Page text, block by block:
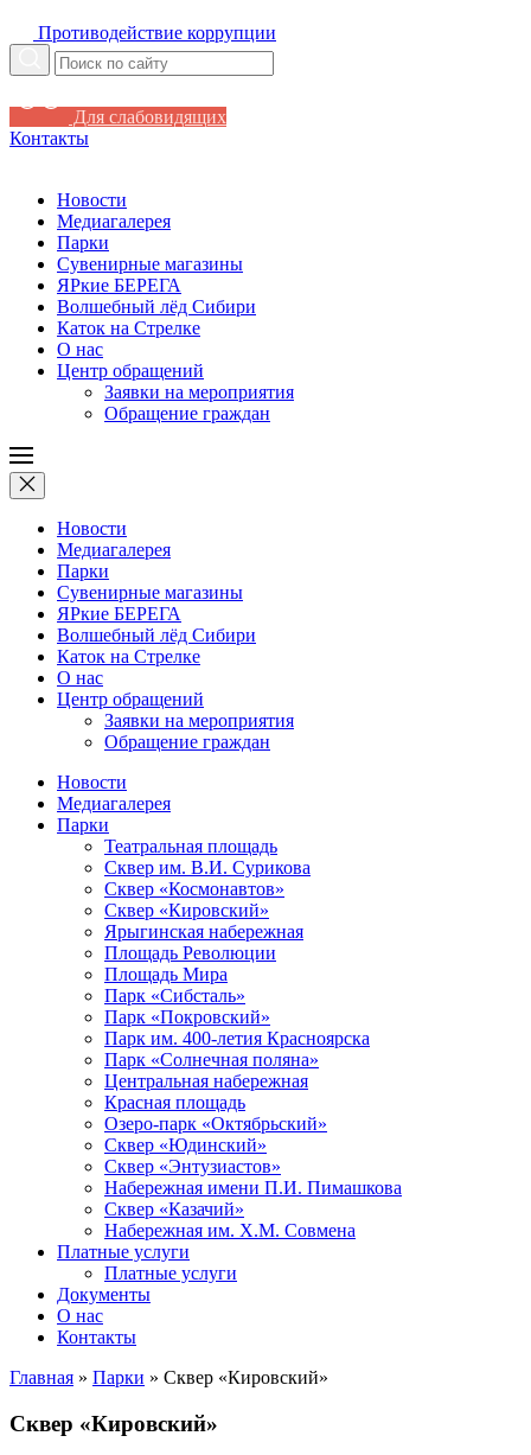
Противодействие коррупции
Для слабовидящих
Контакты
Новости
Медиагалерея
Парки
Сувенирные магазины
ЯРкие БЕРЕГА
Волшебный лёд Сибири
Каток на Стрелке
О нас
Центр обращений
Заявки на мероприятия
Обращение граждан
Новости
Медиагалерея
Парки
Сувенирные магазины
ЯРкие БЕРЕГА
Волшебный лёд Сибири
Каток на Стрелке
О нас
Центр обращений
Заявки на мероприятия
Обращение граждан
Новости
Медиагалерея
Парки
Театральная площадь
Сквер им. В.И. Сурикова
Сквер «Космонавтов»
Сквер «Кировский»
Ярыгинская набережная
Площадь Революции
Площадь Мира
Парк «Сибсталь»
Парк «Покровский»
Парк им. 400-летия Красноярска
Парк «Солнечная поляна»
Центральная набережная
Красная площадь
Озеро-парк «Октябрьский»
Сквер «Юдинский»
Сквер «Энтузиастов»
Набережная имени П.И. Пимашкова
Сквер «Казачий»
Набережная им. Х.М. Совмена
Платные услуги
Платные услуги
Документы
О нас
Контакты
Главная » Парки » Сквер «Кировский»
Сквер «Кировский»